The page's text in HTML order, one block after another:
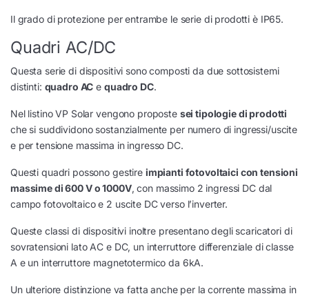
Il grado di protezione per entrambe le serie di prodotti è IP65.
Quadri AC/DC
Questa serie di dispositivi sono composti da due sottosistemi
distinti: quadro AC e quadro DC.
Nel listino VP Solar vengono proposte sei tipologie di prodotti
che si suddividono sostanzialmente per numero di ingressi/uscite
e per tensione massima in ingresso DC.
Questi quadri possono gestire impianti fotovoltaici con tensioni
massime di 600 V o 1000V, con massimo 2 ingressi DC dal
campo fotovoltaico e 2 uscite DC verso l’inverter.
Queste classi di dispositivi inoltre presentano degli scaricatori di
sovratensioni lato AC e DC, un interruttore differenziale di classe
A e un interruttore magnetotermico da 6kA.
Un ulteriore distinzione va fatta anche per la corrente massima in